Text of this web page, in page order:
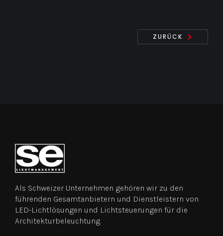
ZURÜCK
Als Schweizer Unternehmen gehören wir zu den
führenden Gesamtanbietern und Dienstleistern von
LED-Lichtlösungen und Lichtsteuerungen für die
Architekturbeleuchtung.